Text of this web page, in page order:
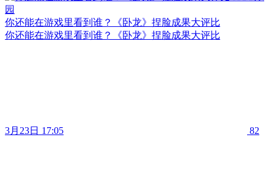
你还能在游戏里看到谁？《卧龙》捏脸成果大评比
你还能在游戏里看到谁？《卧龙》捏脸成果大评比
3月23日 17:05 82